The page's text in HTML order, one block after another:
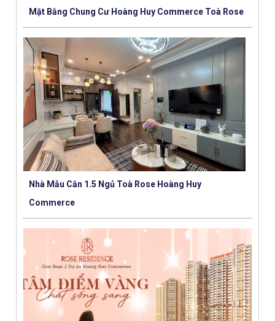
Mặt Bằng Chung Cư Hoàng Huy Commerce Toà Rose
Nhà Mẫu Căn 1.5 Ngủ Toà Rose Hoàng Huy
Commerce